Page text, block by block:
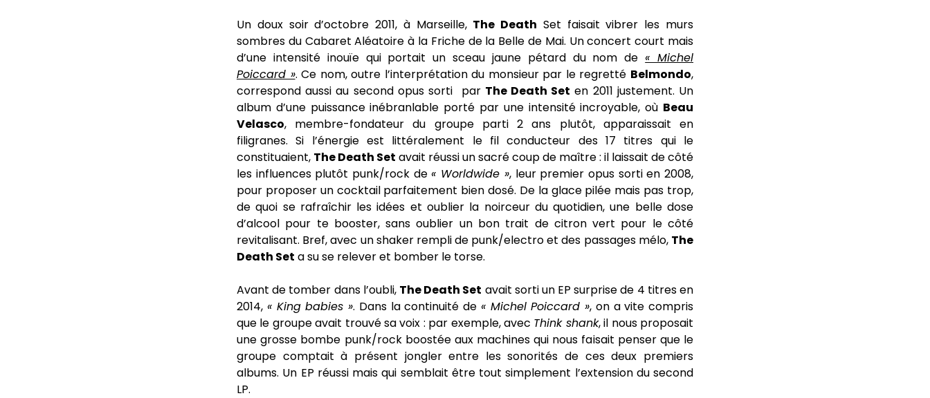
Un doux soir d’octobre 2011, à Marseille, The Death Set faisait vibrer les murs
sombres du Cabaret Aléatoire à la Friche de la Belle de Mai. Un concert court mais
d’une intensité inouïe qui portait un sceau jaune pétard du nom de« Michel
Poiccard ». Ce nom, outre l’interprétation du monsieur par le regretté Belmondo,
correspond aussi au second opus sorti par The Death Set en 2011 justement. Un
album d’une puissance inébranlable porté par une intensité incroyable, où Beau
Velasco, membre-fondateur du groupe parti 2 ans plutôt, apparaissait en
filigranes. Si l’énergie est littéralement le fil conducteur des 17 titres qui le
constituaient, The Death Set avait réussi un sacré coup de maître : il laissait de côté
les influences plutôt punk/rock de« Worldwide », leur premier opus sorti en 2008,
pour proposer un cocktail parfaitement bien dosé. De la glace pilée mais pas trop,
de quoi se rafraîchir les idées et oublier la noirceur du quotidien, une belle dose
d’alcool pour te booster, sans oublier un bon trait de citron vert pour le côté
revitalisant. Bref, avec un shaker rempli de punk/electro et des passages mélo, The
Death Set a su se relever et bomber le torse.
Avant de tomber dans l’oubli, The Death Set avait sorti un EP surprise de 4 titres en
2014, « King babies ». Dans la continuité de « Michel Poiccard », on a vite compris
que le groupe avait trouvé sa voix : par exemple, avec Think shank, il nous proposait
une grosse bombe punk/rock boostée aux machines qui nous faisait penser que le
groupe comptait à présent jongler entre les sonorités de ces deux premiers
albums. Un EP réussi mais qui semblait être tout simplement l’extension du second
LP.